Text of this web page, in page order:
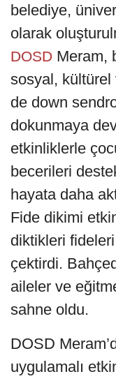
belediye,
olarak
DOSD Meram,
sosyal, kültürel
de down
dokunmaya
etkinliklerle
becerileri
hayata daha
Fide dikimi
diktikleri
çektirdi.
aileler ve
sahne oldu.
DOSD
uygulamalı